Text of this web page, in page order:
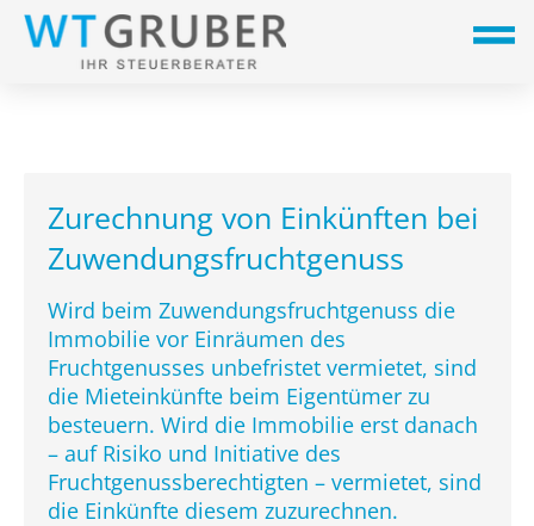
Zurechnung von Einkünften bei
Zuwendungsfruchtgenuss
Wird beim Zuwendungsfruchtgenuss die
Immobilie vor Einräumen des
Fruchtgenusses unbefristet vermietet, sind
die Mieteinkünfte beim Eigentümer zu
besteuern. Wird die Immobilie erst danach
– auf Risiko und Initiative des
Fruchtgenussberechtigten – vermietet, sind
die Einkünfte diesem zuzurechnen.